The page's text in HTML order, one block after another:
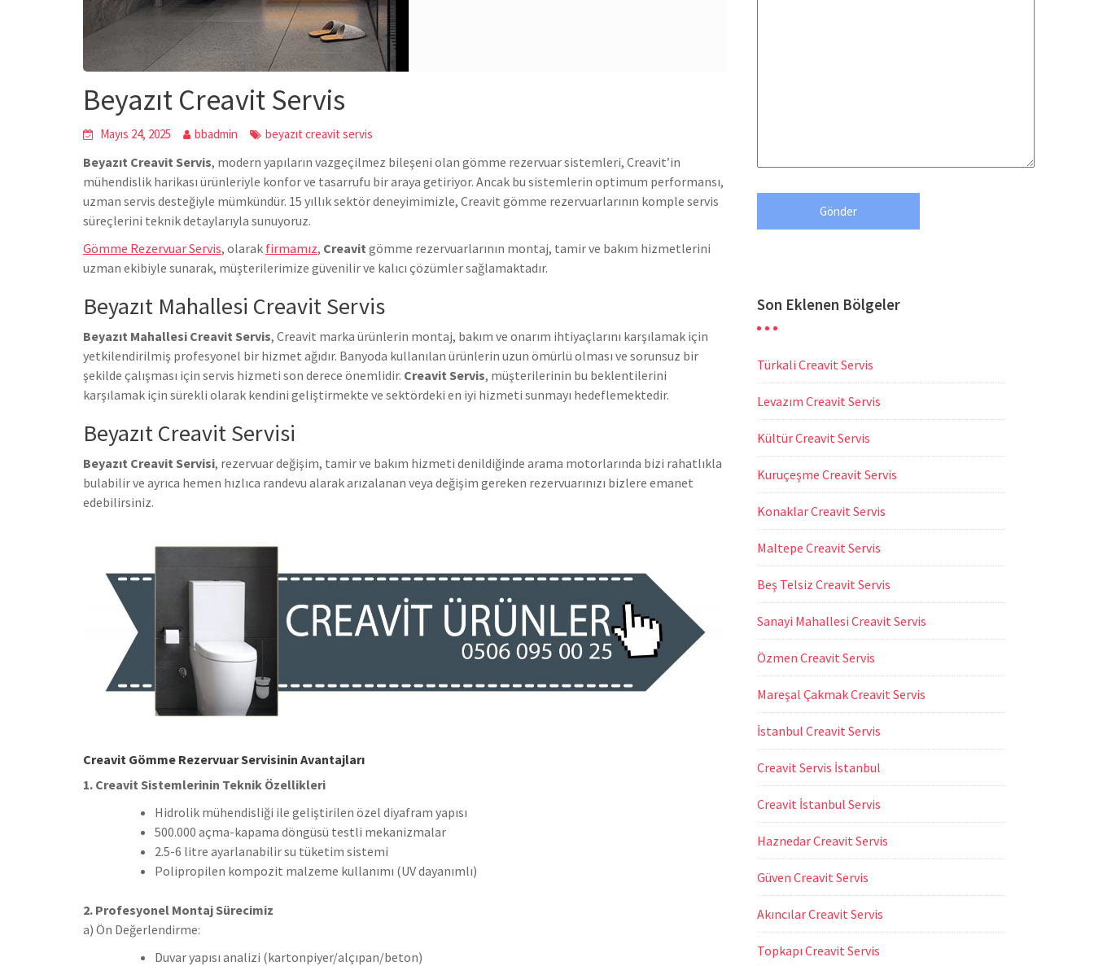
Beyazıt Creavit Servis
Mayıs 24, 2025 bbadmin beyazıt creavit servis
Beyazıt Creavit Servis, modern yapıların vazgeçilmez bileşeni olan gömme rezervuar sistemleri, Creavit’in
mühendislik harikası ürünleriyle konfor ve tasarrufu bir araya getiriyor. Ancak bu sistemlerin optimum performansı,
uzman servis desteğiyle mümkündür. 15 yıllık sektör deneyimimizle, Creavit gömme rezervuarlarının komple servis
süreçlerini teknik detaylarıyla sunuyoruz.
Gömme Rezervuar Servis, olarak firmamız, Creavit gömme rezervuarlarının montaj, tamir ve bakım hizmetlerini
uzman ekibiyle sunarak, müşterilerimize güvenilir ve kalıcı çözümler sağlamaktadır.
Beyazıt Mahallesi Creavit Servis
Beyazıt Mahallesi Creavit Servis, Creavit marka ürünlerin montaj, bakım ve onarım ihtiyaçlarını karşılamak için
yetkilendirilmiş profesyonel bir hizmet ağıdır. Banyoda kullanılan ürünlerin uzun ömürlü olması ve sorunsuz bir
şekilde çalışması için servis hizmeti son derece önemlidir. Creavit Servis, müşterilerinin bu beklentilerini
karşılamak için sürekli olarak kendini geliştirmekte ve sektördeki en iyi hizmeti sunmayı hedeflemektedir.
Beyazıt Creavit Servisi
Beyazıt Creavit Servisi, rezervuar değişim, tamir ve bakım hizmeti denildiğinde arama motorlarında bizi rahatlıkla
bulabilir ve ayrıca hemen hızlıca randevu alarak arızalanan veya değişim gereken rezervuarınızı bizlere emanet
edebilirsiniz.
Creavit Gömme Rezervuar Servisinin Avantajları
1. Creavit Sistemlerinin Teknik Özellikleri
Hidrolik mühendisliği ile geliştirilen özel diyafram yapısı
500.000 açma-kapama döngüsü testli mekanizmalar
2.5-6 litre ayarlanabilir su tüketim sistemi
Polipropilen kompozit malzeme kullanımı (UV dayanımlı)
2. Profesyonel Montaj Sürecimiz
a) Ön Değerlendirme:
Duvar yapısı analizi (kartonpiyer/alçıpan/beton)
Son Eklenen Bölgeler
Türkali Creavit Servis
Levazım Creavit Servis
Kültür Creavit Servis
Kuruçeşme Creavit Servis
Konaklar Creavit Servis
Maltepe Creavit Servis
Beş Telsiz Creavit Servis
Sanayi Mahallesi Creavit Servis
Özmen Creavit Servis
Mareşal Çakmak Creavit Servis
İstanbul Creavit Servis
Creavit Servis İstanbul
Creavit İstanbul Servis
Haznedar Creavit Servis
Güven Creavit Servis
Akıncılar Creavit Servis
Topkapı Creavit Servis